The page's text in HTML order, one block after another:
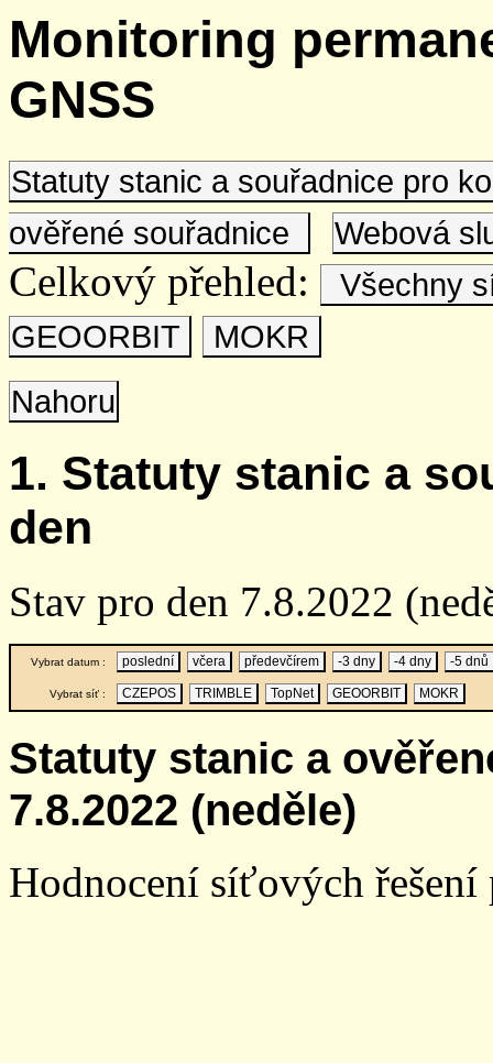
Monitoring
GNSS
Statuty stanic a souřadnice pro
ověřené souřadnice
Webová
Celkový přehled:
Všechny
GEOORBIT
MOKR
Nahoru
1. Statuty stanic a
den
Stav pro den 7.8.2022
Vybrat datum : poslední včera předevčírem -3 dny -4 dny -5 dnů
Vybrat síť : CZEPOS TRIMBLE TopNet GEOORBIT MOKR
Statuty stanic a
7.8.2022 (neděle)
Hodnocení síťových